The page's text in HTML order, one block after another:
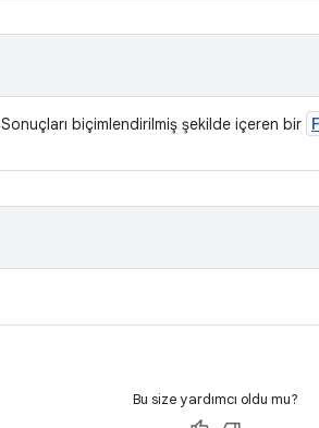
Sonuçları biçimlendirilmiş şekilde içeren bir
Bu size yardımcı oldu mu?